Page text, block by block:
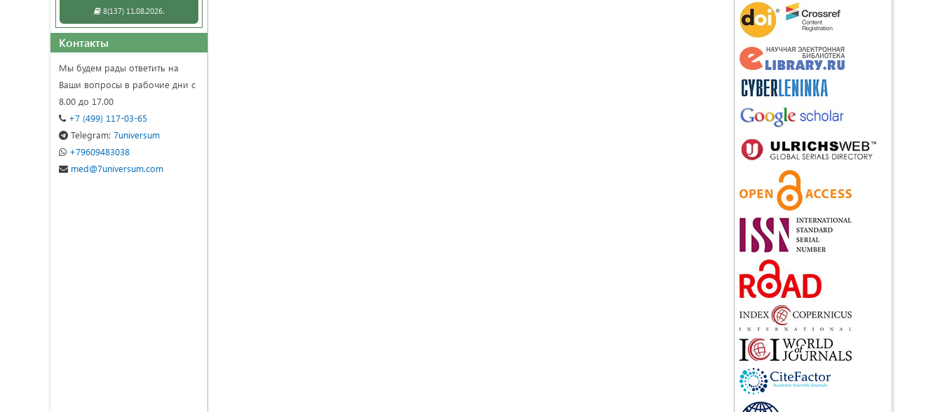
8(137) 11.08.2026.
Контакты
Мы будем рады ответить на
Ваши вопросы в рабочие дни с
8.00 до 17.00
+7 (499) 117-03-65
Telegram: 7universum
+79609483038
med@7universum.com